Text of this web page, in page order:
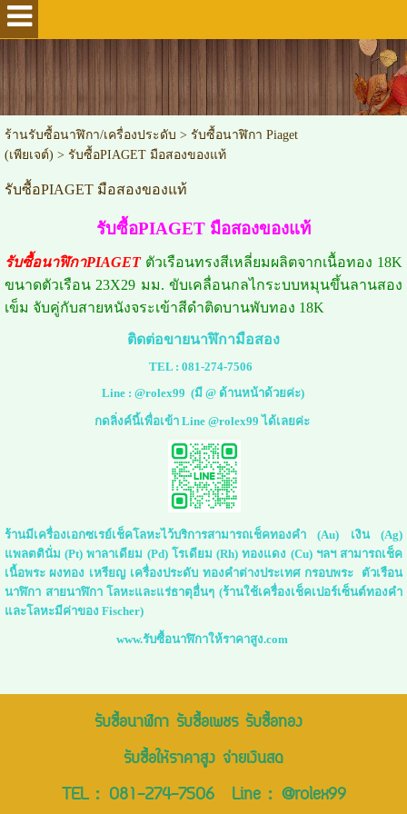
ร้านรับซื้อนาฬิกา/เครื่องประดับ > รับซื้อนาฬิกา Piaget
(เพียเจต์) > รับซื้อPIAGET มือสองของแท้
รับซื้อPIAGET มือสองของแท้
รับซื้อPIAGET มือสองของแท้
รับซื้อนาฬิกาPIAGET ตัวเรือนทรงสีเหลี่ยมผลิตจากเนื้อทอง 18K
ขนาดตัวเรือน 23X29 มม. ขับเคลื่อนกลไกระบบหมุนขึ้นลานสอง
เข็ม จับคู่กับสายหนังจระเข้าสีดำติดบานพับทอง 18K
ติดต่อขายนาฬิกามือสอง
TEL : 081-274-7506
Line :@rolex99 (มี @ ด้านหน้าด้วยค่ะ)
กดลิ่งค์นี้เพื่อเข้า Line @rolex99 ได้เลยค่ะ
ร้านมีเครื่องเอกซเรย์เช็คโลหะไว้บริการสามารถเช็คทองคำ (Au) เงิน (Ag)
แพลตตินั่ม (Pt) พาลาเดียม (Pd) โรเดียม (Rh) ทองแดง (Cu) ฯลฯ สามารถเช็ค
เนื้อพระ ผงทอง เหรียญ เครื่องประดับ ทองคำต่างประเทศ กรอบพระ ตัวเรือน
นาฬิกา สายนาฬิกา โลหะและแร่ธาตุอื่นๆ (ร้านใช้เครื่องเช็คเปอร์เซ็นต์ทองคำ
และโลหะมีค่าของ Fischer)
www.รับซื้อนาฬิกาให้ราคาสูง.com
รับซื้อนาฬิกา รับซื้อเพชร รับซื้อทอง
รับซื้อให้ราคาสูง จ่ายเงินสด
TEL : 081-274-7506Line : @rolex99